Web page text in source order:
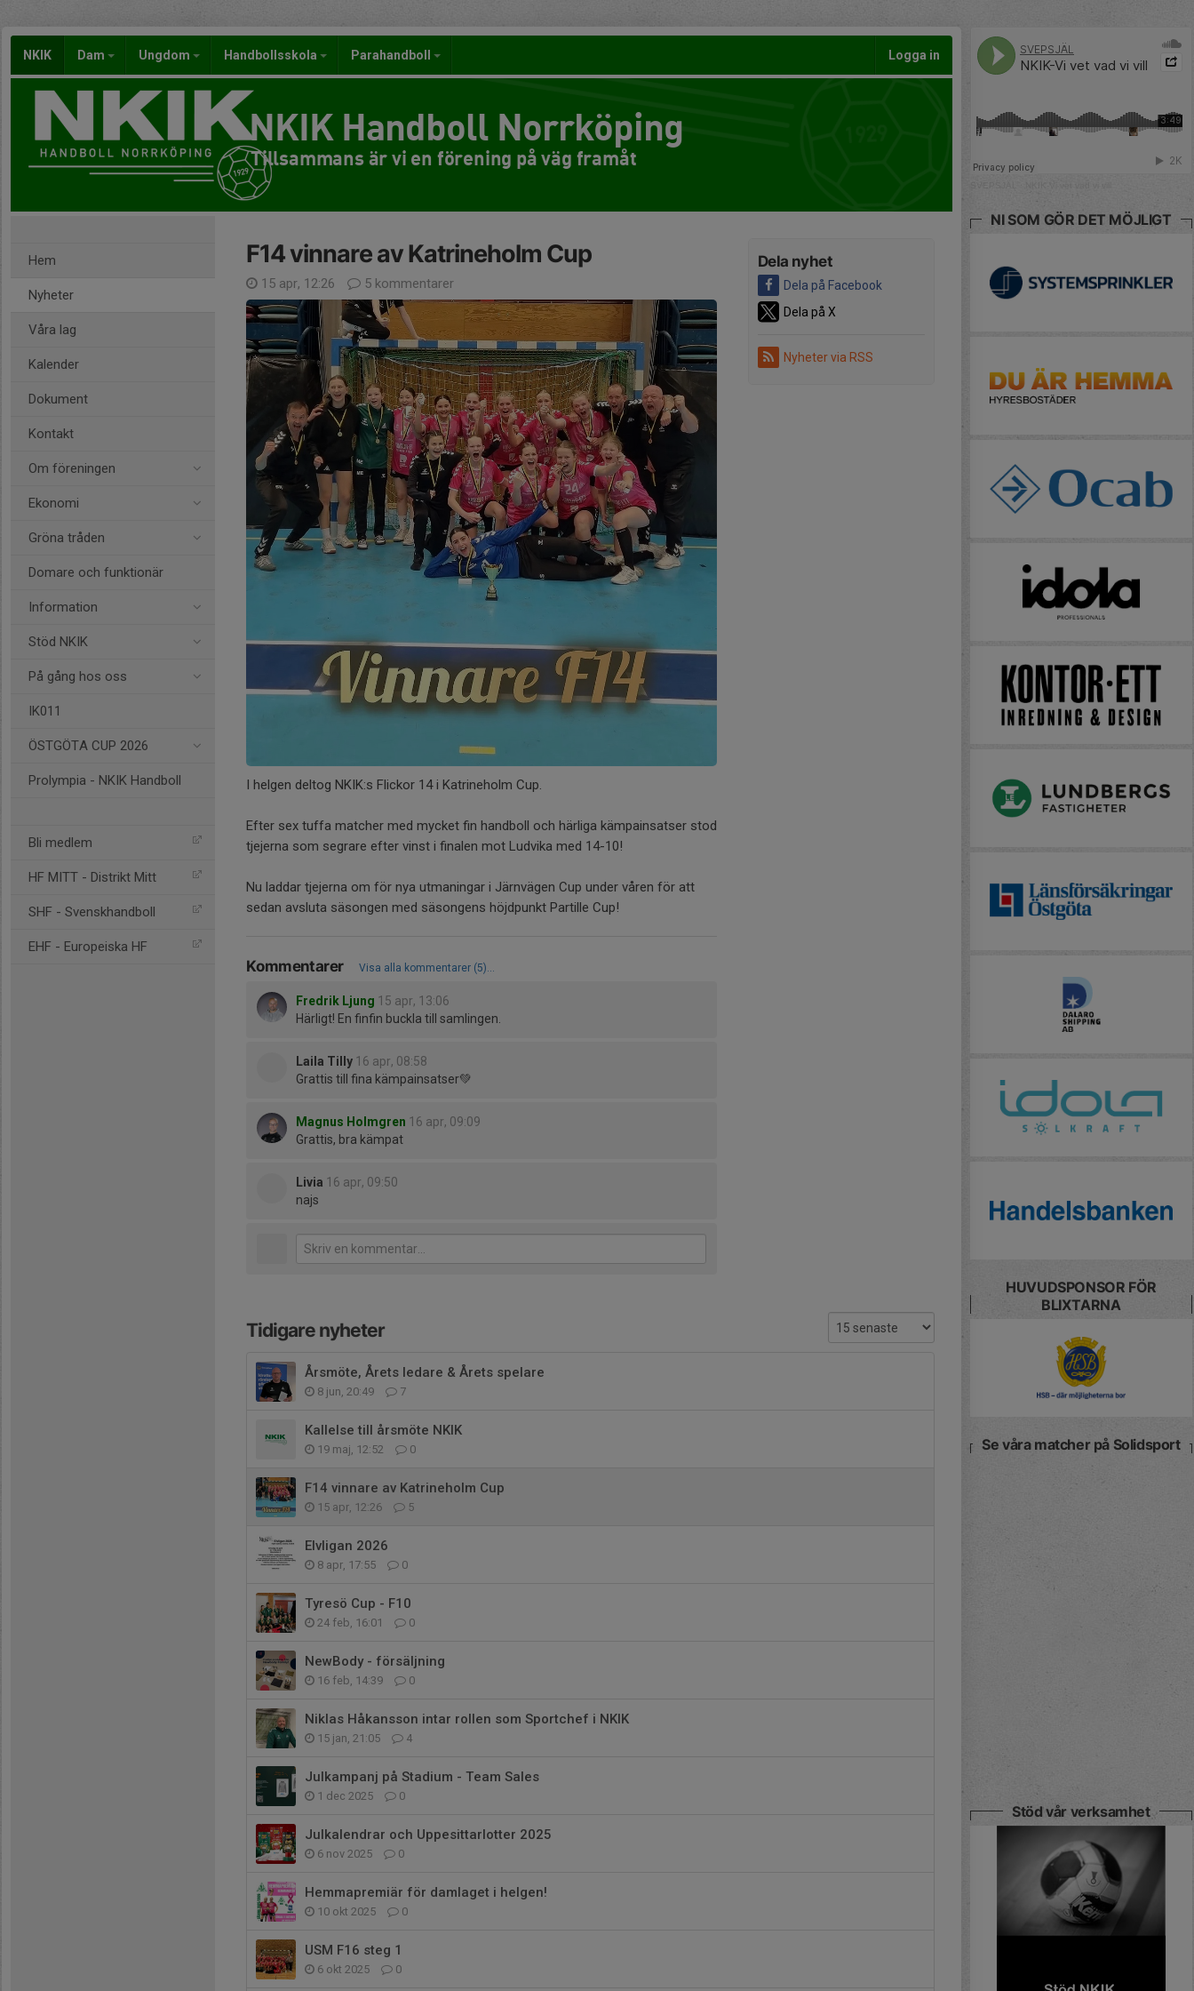
NKIK Dam Ungdom Handbollsskola Parahandboll Logga in
NKIK Handboll Norrköping
Tillsammans är vi en förening på väg framåt
Hem
Nyheter
Våra lag
Kalender
Dokument
Kontakt
Om föreningen
Ekonomi
Gröna tråden
Domare och funktionär
Information
Stöd NKIK
På gång hos oss
IK011
ÖSTGÖTA CUP 2026
Prolympia - NKIK Handboll
Bli medlem
HF MITT - Distrikt Mitt
SHF - Svenskhandboll
EHF - Europeiska HF
Dela nyhet
Dela på Facebook
Dela på X
Nyheter via RSS
F14 vinnare av Katrineholm Cup
15 apr, 12:26 5 kommentarer
I helgen deltog NKIK:s Flickor 14 i Katrineholm Cup.
Efter sex tuffa matcher med mycket fin handboll och härliga kämpainsatser stod
tjejerna som segrare efter vinst i finalen mot Ludvika med 14-10!
Nu laddar tjejerna om för nya utmaningar i Järnvägen Cup under våren för att
sedan avsluta säsongen med säsongens höjdpunkt Partille Cup!
Kommentarer Visa alla kommentarer (5)...
Fredrik Ljung 15 apr, 13:06
Härligt! En finfin buckla till samlingen.
Laila Tilly 16 apr, 08:58
Grattis till fina kämpainsatser💚
Magnus Holmgren 16 apr, 09:09
Grattis, bra kämpat
Livia 16 apr, 09:50
najs
Tidigare nyheter
Årsmöte, Årets ledare & Årets spelare
8 jun, 20:49 7
Kallelse till årsmöte NKIK
19 maj, 12:52 0
F14 vinnare av Katrineholm Cup
15 apr, 12:26 5
Elvligan 2026
8 apr, 17:55 0
Tyresö Cup - F10
24 feb, 16:01 0
NewBody - försäljning
16 feb, 14:39 0
Niklas Håkansson intar rollen som Sportchef i NKIK
15 jan, 21:05 4
Julkampanj på Stadium - Team Sales
1 dec 2025 0
Julkalendrar och Uppesittarlotter 2025
6 nov 2025 0
Hemmapremiär för damlaget i helgen!
10 okt 2025 0
USM F16 steg 1
6 okt 2025 0
NI SOM GÖR DET MÖJLIGT
HUVUDSPONSOR FÖR
BLIXTARNA
Se våra matcher på Solidsport
Stöd vår verksamhet